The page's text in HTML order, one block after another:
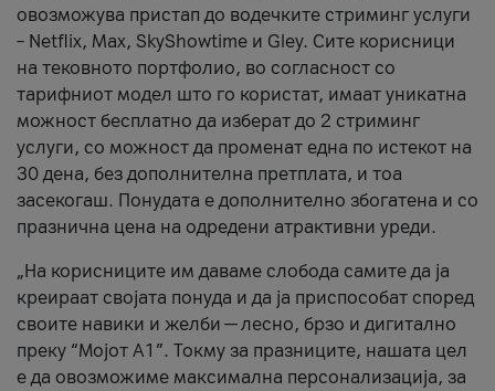
овозможува пристап до водечките стриминг услуги
– Netflix, Max, SkyShowtime и Gley. Сите корисници
на тековното портфолио, во согласност со
тарифниот модел што го користат, имаат уникатна
можност бесплатно да изберат до 2 стриминг
услуги, со можност да променат една по истекот на
30 дена, без дополнителна претплата, и тоа
засекогаш. Понудата е дополнително збогатена и со
празнична цена на одредени атрактивни уреди.
„На корисниците им даваме слобода самите да ја
креираат својата понуда и да ја приспособат според
своите навики и желби — лесно, брзо и дигитално
преку “Мојот А1”. Токму за празниците, нашата цел
е да овозможиме максимална персонализација, за